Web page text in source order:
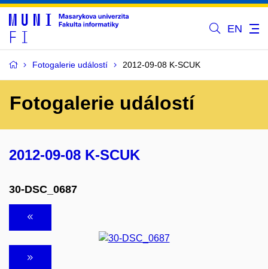
EN
Fotogalerie událostí 2012-09-08 K-SCUK
Fotogalerie událostí
2012-09-08 K-SCUK
30-DSC_0687